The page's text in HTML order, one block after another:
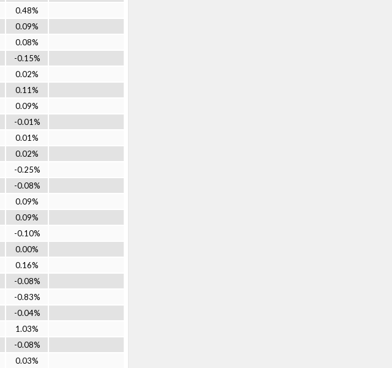
0.48%
0.09%
0.08%
-0.15%
0.02%
0.11%
0.09%
-0.01%
0.01%
0.02%
-0.25%
-0.08%
0.09%
0.09%
-0.10%
0.00%
0.16%
-0.08%
-0.83%
-0.04%
1.03%
-0.08%
0.03%